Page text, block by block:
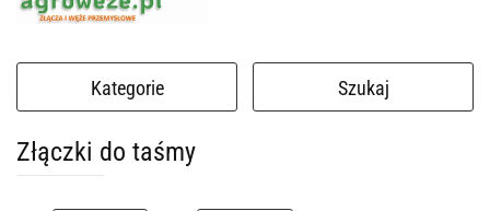
Kategorie Szukaj
Złączki do taśmy